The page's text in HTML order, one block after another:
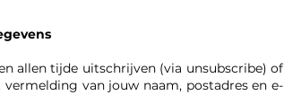
allen tijde uitschrijven (via unsubscribe) of
van jouw naam, postadres en e-